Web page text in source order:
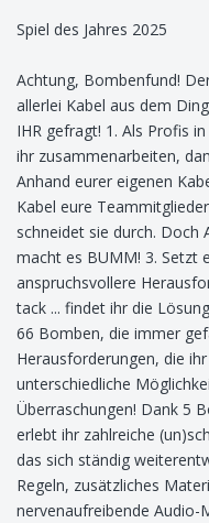
Spiel des Jahres 2025
Achtung, Bombenfund!
allerlei Kabel aus dem
IHR gefragt! 1. Als Profis
ihr zusammenarbeiten,
Anhand eurer eigenen
Kabel eure
schneidet sie durch. Doch
macht es BUMM! 3. Setzt
anspruchsvollere
tack ... findet ihr die
66 Bomben, die immer
Herausforderungen, die
unterschiedliche
Überraschungen! Dank 5
erlebt ihr zahlreiche
das sich ständig
Regeln, zusätzliches
nervenaufreibende Audio-